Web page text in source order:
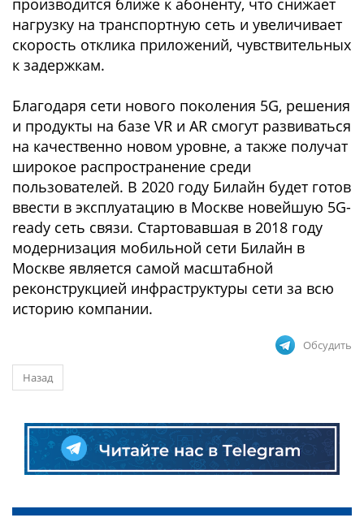
производится ближе к абоненту, что снижает
нагрузку на транспортную сеть и увеличивает
скорость отклика приложений, чувствительных
к задержкам.
Благодаря сети нового поколения 5G, решения
и продукты на базе VR и AR смогут развиваться
на качественно новом уровне, а также получат
широкое распространение среди
пользователей. В 2020 году Билайн будет готов
ввести в эксплуатацию в Москве новейшую 5G-
ready сеть связи. Стартовавшая в 2018 году
модернизация мобильной сети Билайн в
Москве является самой масштабной
реконструкцией инфраструктуры сети за всю
историю компании.
Обсудить
Назад